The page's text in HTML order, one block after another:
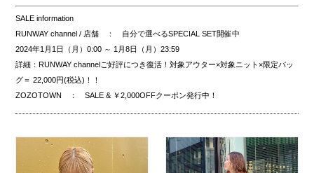
SALE information
RUNWAY channel / 店舗 ： 自分で選べるSPECIAL SET開催中
2024年1月1日（月）0:00 ～ 1月8日（月）23:59
詳細：RUNWAY channelご好評につき復活！対象アウター×対象ニット×限定バッ
グ＝22,000円(税込) ！！
ZOZOTOWN ： SALE & ￥2,000OFFクーポン発行中！